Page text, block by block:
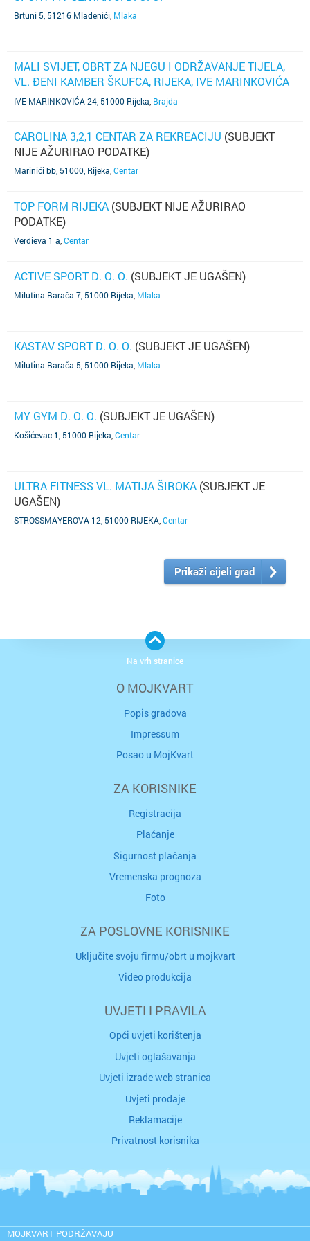
Brtuni 5, 51216 Mladenići Mlaka
MALI SVIJET, OBRT ZA NJEGU I ODRŽAVANJE TIJELA,
VL. ĐENI KAMBER ŠKUFCA, RIJEKA, IVE MARINKOVIĆA
24(TELEFON NIJE POZNAT)
IVE MARINKOVIĆA 24, 51000 Rijeka Brajda
CAROLINA 3,2,1 CENTAR ZA REKREACIJU (SUBJEKT
NIJE AŽURIRAO PODATKE)
Marinići bb, 51000, Rijeka Centar
TOP FORM RIJEKA (SUBJEKT NIJE AŽURIRAO
PODATKE)
Verdieva 1 a Centar
ACTIVE SPORT D. O. O. (SUBJEKT JE UGAŠEN)
Milutina Barača 7, 51000 Rijeka Mlaka
KASTAV SPORT D. O. O. (SUBJEKT JE UGAŠEN)
Milutina Barača 5, 51000 Rijeka Mlaka
MY GYM D. O. O. (SUBJEKT JE UGAŠEN)
Košićevac 1, 51000 Rijeka Centar
ULTRA FITNESS VL. MATIJA ŠIROKA (SUBJEKT JE
UGAŠEN)
STROSSMAYEROVA 12, 51000 RIJEKA Centar
Prikaži cijeli grad
O MOJKVART
Popis gradova
Impressum
Posao u MojKvart
ZA KORISNIKE
Registracija
Plaćanje
Sigurnost plaćanja
Vremenska prognoza
Foto
ZA POSLOVNE KORISNIKE
Uključite svoju firmu/obrt u mojkvart
Video produkcija
UVJETI I PRAVILA
Opći uvjeti korištenja
Uvjeti oglašavanja
Uvjeti izrade web stranica
Uvjeti prodaje
Reklamacije
Privatnost korisnika
MOJKVART PODRŽAVAJU
Na vrh stranice